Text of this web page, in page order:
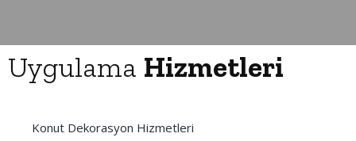
Uygulama Hizmetleri
Konut Dekorasyon Hizmetleri